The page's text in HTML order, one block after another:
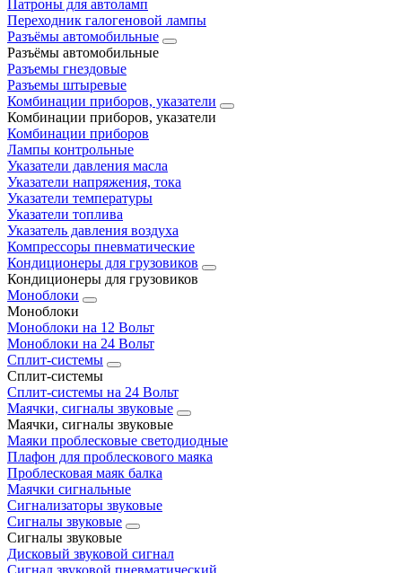
Патроны для автоламп
Переходник галогеновой лампы
Разъёмы автомобильные
Разъёмы автомобильные
Разъемы гнездовые
Разъемы штыревые
Комбинации приборов, указатели
Комбинации приборов, указатели
Комбинации приборов
Лампы контрольные
Указатели давления масла
Указатели напряжения, тока
Указатели температуры
Указатели топлива
Указатель давления воздуха
Компрессоры пневматические
Кондиционеры для грузовиков
Кондиционеры для грузовиков
Моноблоки
Моноблоки
Моноблоки на 12 Вольт
Моноблоки на 24 Вольт
Сплит-системы
Сплит-системы
Сплит‑системы на 24 Вольт
Маячки, сигналы звуковые
Маячки, сигналы звуковые
Маяки проблесковые светодиодные
Плафон для проблескового маяка
Проблесковая маяк балка
Маячки сигнальные
Сигнализаторы звуковые
Сигналы звуковые
Сигналы звуковые
Дисковый звуковой сигнал